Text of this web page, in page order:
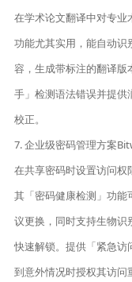
在学术论文翻译中对专业
功能尤其实用，能自动识
容，生成带标注的翻译
手」检测语法错误并提供
校正。
7. 企业级密码管理方案
在共享密码时设置访问权
其「密码健康检测」功
议更换，同时支持生物
快速解锁。提供「紧急
到意外情况时授权其访问